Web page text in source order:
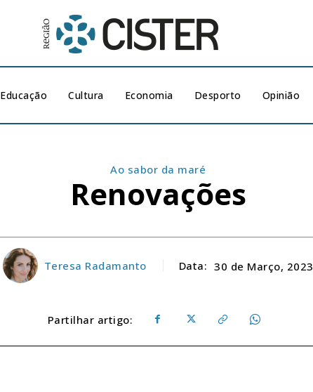
Educação Cultura Economia Desporto Opinião
Ao sabor da maré
Renovações
Teresa Radamanto Data: 30 de Março, 2023
Partilhar artigo: